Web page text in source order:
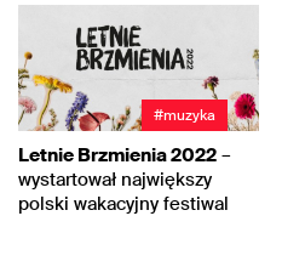
#muzyka
Letnie Brzmienia 2022 –
wystartował największy
polski wakacyjny festiwal